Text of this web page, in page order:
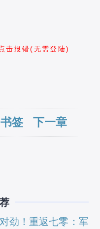
击报错(无需登陆)
签 下一章
劲！ 重返七零：军